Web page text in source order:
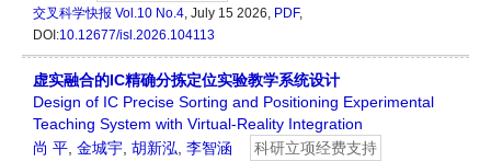
交叉科学快报 Vol.10 No.4, July 15 2026, PDF,
DOI:10.12677/isl.2026.104113
虚实融合的IC精确分拣定位实验教学系统设计
Design of IC Precise Sorting and Positioning Experimental
Teaching System with Virtual-Reality Integration
尚 平 金城宇 胡新泓 李智涵 科研立项经费支持